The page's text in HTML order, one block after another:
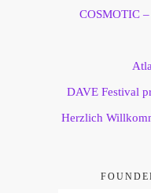
COSMOTIC
DAVE Festival
Herzlich